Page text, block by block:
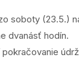
soboty (23.5.)
dvanásť hodín.